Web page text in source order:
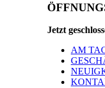
Jetzt
AM